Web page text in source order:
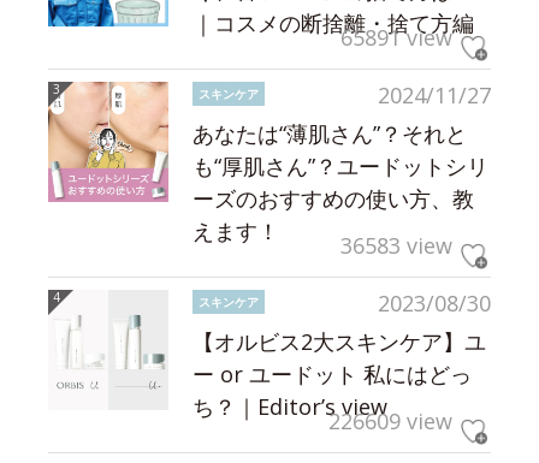
｜コスメの断捨離・捨て方編
65891 view
2024/11/27
スキンケア
あなたは“薄肌さん”？それと
も“厚肌さん”？ユードットシリ
ーズのおすすめの使い方、教
えます！
36583 view
2023/08/30
スキンケア
【オルビス2大スキンケア】ユ
ー or ユードット 私にはどっ
ち？｜Editor’s view226609 view